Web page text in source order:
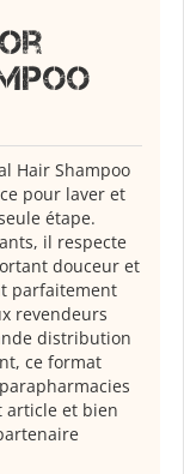
Hair Shampoo
pour laver et
étape.
il respecte
douceur et
parfaitement
revendeurs
distribution
ce format
article et bien